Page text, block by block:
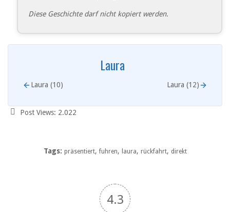
Diese Geschichte darf nicht kopiert werden.
Laura
Laura (10) Laura (12)
Post Views: 2.022
Tags: präsentiert,fuhren, laura, rückfahrt, direkt
4.3